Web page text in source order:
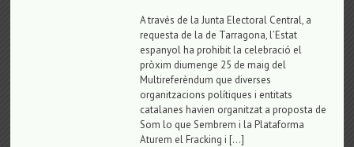
A través de la Junta Electoral Central, a
requesta de la de Tarragona, l’Estat
espanyol ha prohibit la celebració el
pròxim diumenge 25 de maig del
Multireferèndum que diverses
organitzacions polítiques i entitats
catalanes havien organitzat a proposta de
Som lo que Sembrem i la Plataforma
Aturem el Fracking i […]